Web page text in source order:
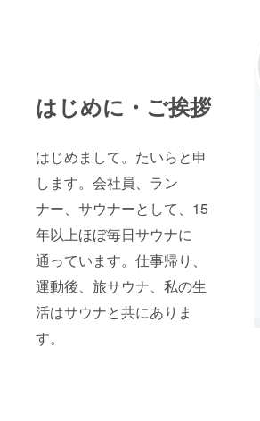
はじめに・ご挨拶
はじめまして。たいらと申
します。会社員、ラン
ナー、サウナーとして、15
年以上ほぼ毎日サウナに
通っています。仕事帰り、
運動後、旅サウナ、私の生
活はサウナと共にありま
す。